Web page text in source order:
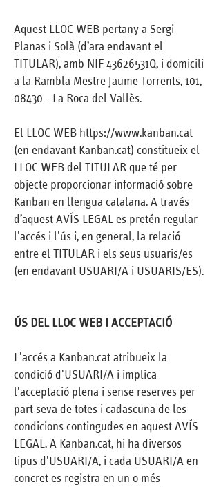
Aquest LLOC WEB pertany a Sergi
Planas i Solà (d’ara endavant el
TITULAR), amb NIF 43626531Q, i domicili
a la Rambla Mestre Jaume Torrents, 101,
08430 - La Roca del Vallès.
El LLOC WEB https://www.kanban.cat
(en endavant Kanban.cat) constitueix el
LLOC WEB del TITULAR que té per
objecte proporcionar informació sobre
Kanban en llengua catalana. A través
d’aquest AVÍS LEGAL es pretén regular
l'accés i l'ús i, en general, la relació
entre el TITULAR i els seus usuaris/es
(en endavant USUARI/A i USUARIS/ES).
ÚS DEL LLOC WEB I ACCEPTACIÓ
L'accés a Kanban.cat atribueix la
condició d'USUARI/A i implica
l'acceptació plena i sense reserves per
part seva de totes i cadascuna de les
condicions contingudes en aquest AVÍS
LEGAL. A Kanban.cat, hi ha diversos
tipus d'USUARI/A, i cada USUARI/A en
concret es registra en un o més